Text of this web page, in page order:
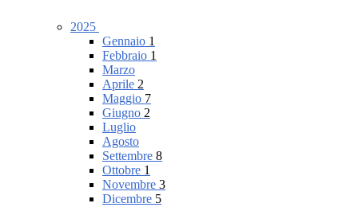
2025
Gennaio 1
Febbraio 1
Marzo
Aprile 2
Maggio 7
Giugno 2
Luglio
Agosto
Settembre 8
Ottobre 1
Novembre 3
Dicembre 5